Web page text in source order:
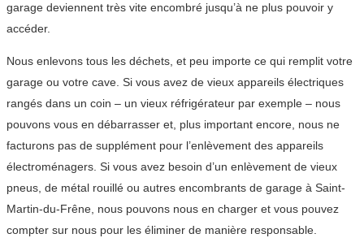
garage deviennent très vite encombré jusqu’à ne plus pouvoir y
accéder.
Nous enlevons tous les déchets, et peu importe ce qui remplit votre
garage ou votre cave. Si vous avez de vieux appareils électriques
rangés dans un coin – un vieux réfrigérateur par exemple – nous
pouvons vous en débarrasser et, plus important encore, nous ne
facturons pas de supplément pour l’enlèvement des appareils
électroménagers. Si vous avez besoin d’un enlèvement de vieux
pneus, de métal rouillé ou autres encombrants de garage à Saint-
Martin-du-Frêne, nous pouvons nous en charger et vous pouvez
compter sur nous pour les éliminer de manière responsable.